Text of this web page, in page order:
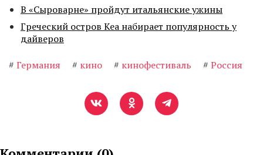
В «Сыроварне» пройдут итальянские ужины
Греческий остров Кеа набирает популярность у
дайверов
# Германия # кино # кинофестиваль # Россия